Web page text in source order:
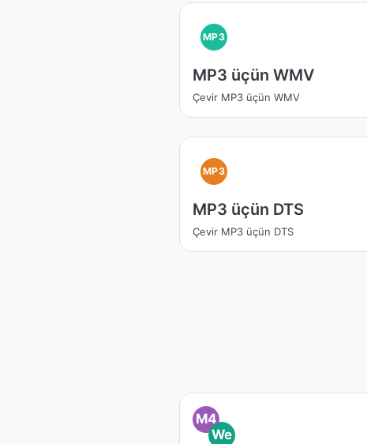
MP3
MP3 üçün WMV
Çevir MP3 üçün WMV
MP3
MP3 üçün DTS
Çevir MP3 üçün DTS
M4
We